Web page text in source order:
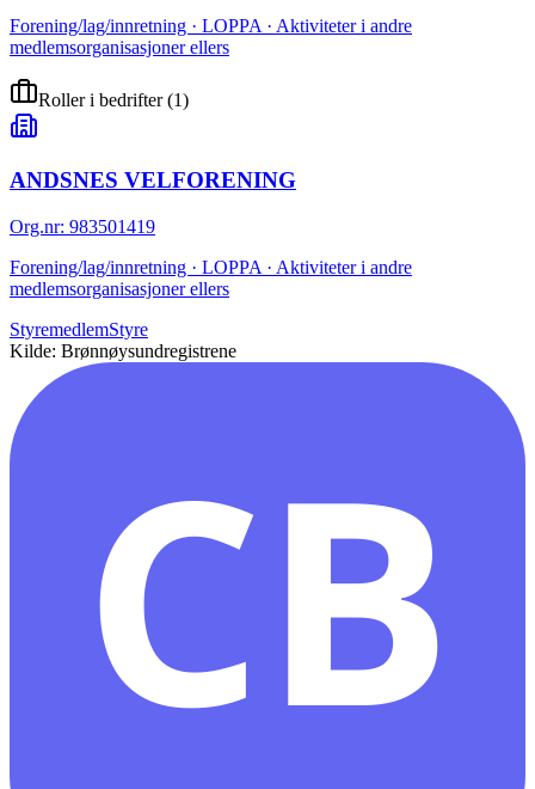
Forening/lag/innretning · LOPPA · Aktiviteter i andre
medlemsorganisasjoner ellers
Roller i bedrifter(1)
ANDSNES VELFORENING
Org.nr: 983501419
Forening/lag/innretning · LOPPA · Aktiviteter i andre
medlemsorganisasjoner ellers
StyremedlemStyre
Kilde: Brønnøysundregistrene
CB